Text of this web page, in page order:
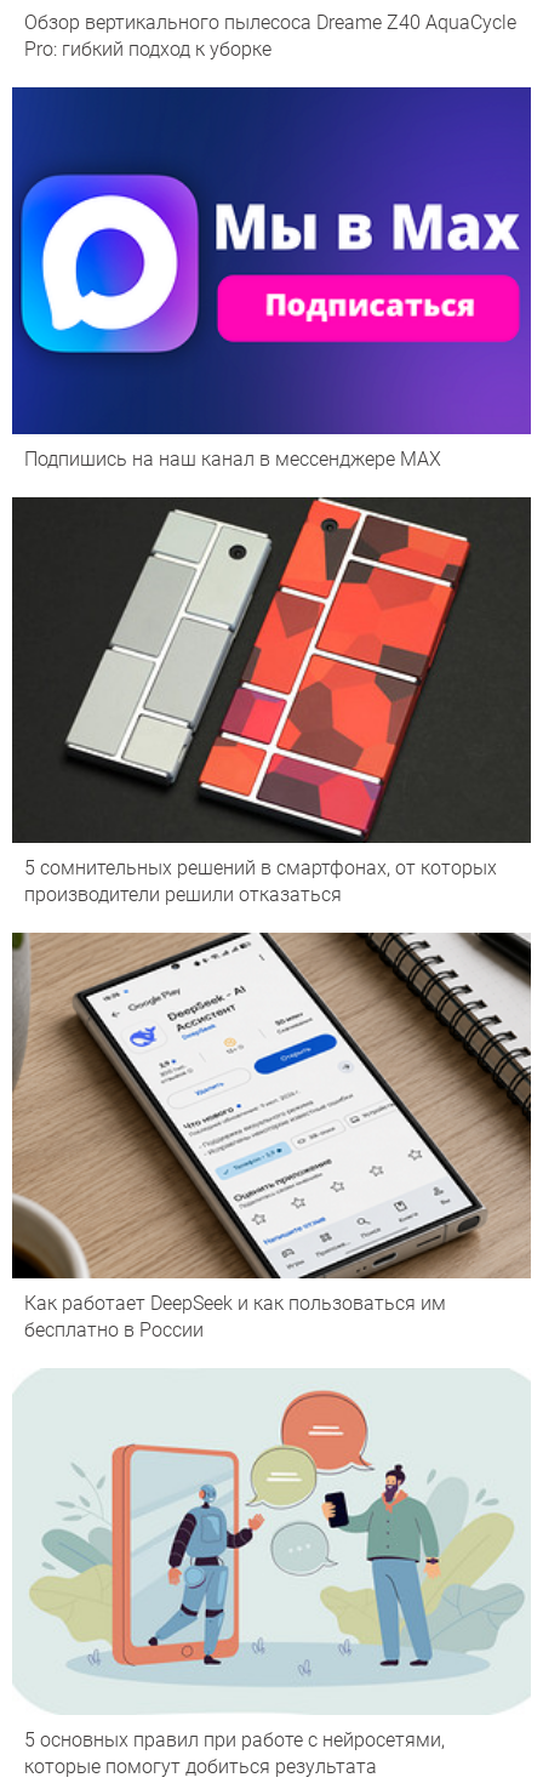
Обзор вертикального пылесоса Dreame Z40 AquaCycle
Pro: гибкий подход к уборке
Подпишись на наш канал в мессенджере МАХ
5 сомнительных решений в смартфонах, от которых
производители решили отказаться
Как работает DeepSeek и как пользоваться им
бесплатно в России
5 основных правил при работе с нейросетями,
которые помогут добиться результата